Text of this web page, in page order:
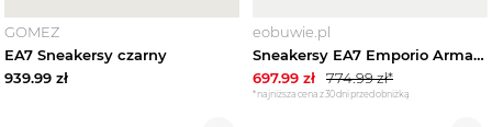
GOMEZ
EA7 Sneakersy czarny
939.99 zł
eobuwie.pl
Sneakersy EA7 Emporio Armani 7X000870 AF28085 MB786 Granatowy
697.99 zł 774.99zł*
*najniższa cena z 30 dni przed obniżką